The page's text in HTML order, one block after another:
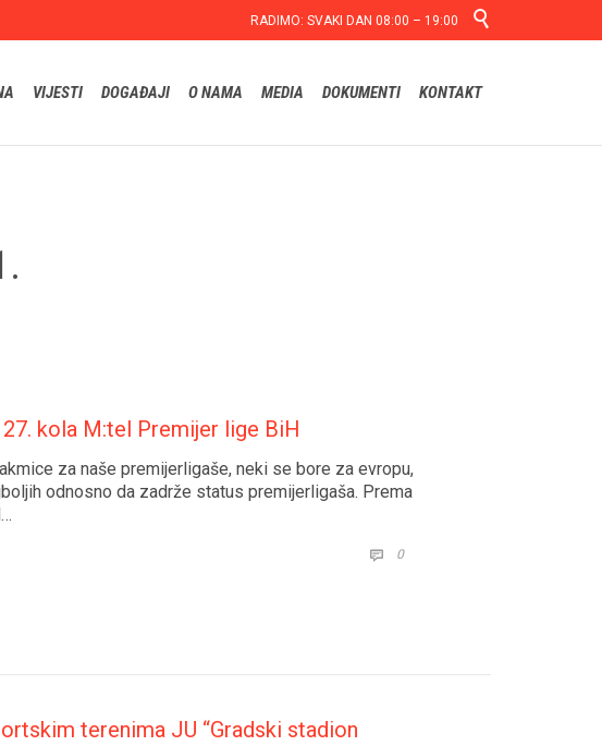
RADIMO: SVAKI DAN 08:00 – 19:00 
VIJESTI DOGAĐAJI O NAMA MEDIA DOKUMENTI KONTAKT
kola M:tel Premijer lige BiH
za naše premijerligaše, neki se bore za evropu,
odnosno da zadrže status premijerligaša. Prema
 0COMMENTS
terenima JU “Gradski stadion